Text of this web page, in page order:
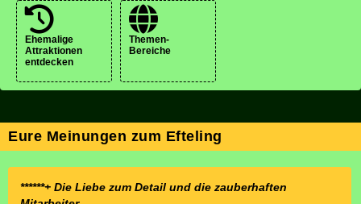
Ehemalige
Attraktionen
entdecken
Themen-
Bereiche
Eure Meinungen zum Efteling
******+ Die Liebe zum Detail und die zauberhaften